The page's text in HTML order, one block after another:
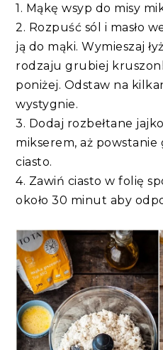
1. Mąkę wsyp do misy
2. Rozpuść sól i masło
ją do mąki. Wymieszaj
rodzaju grubiej
poniżej. Odstaw na
wystygnie.
3. Dodaj rozbełtane
mikserem, aż powstanie
ciasto.
4. Zawiń ciasto w folię
około 30 minut aby